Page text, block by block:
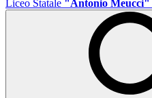
Liceo Statale "Antonio Meucci"